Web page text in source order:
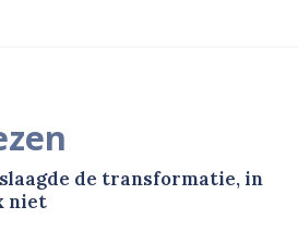
de transformatie, in
niet